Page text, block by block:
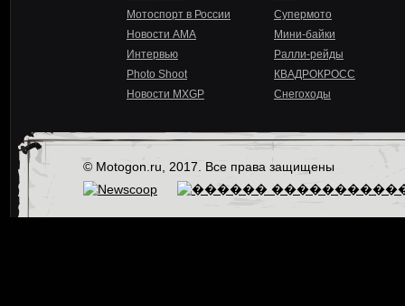
Мотоспорт в России
Новости AMA
Интервью
Photo Shoot
Новости MXGP
Супермото
Мини-байки
Ралли-рейды
КВАДРОКРОСС
Снегоходы
© Motogon.ru, 2017. Все права защищены